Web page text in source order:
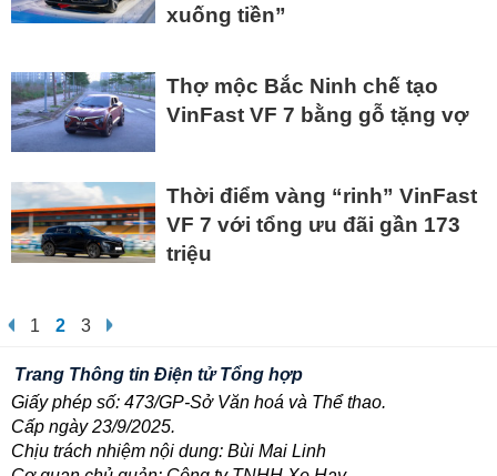
xuống tiền”
Thợ mộc Bắc Ninh chế tạo
VinFast VF 7 bằng gỗ tặng vợ
Thời điểm vàng “rinh” VinFast
VF 7 với tổng ưu đãi gần 173
triệu
1 2 3
Trang Thông tin Điện tử Tổng hợp
Giấy phép số: 473/GP-Sở Văn hoá và Thể thao.
Cấp ngày 23/9/2025.
Chịu trách nhiệm nội dung: Bùi Mai Linh